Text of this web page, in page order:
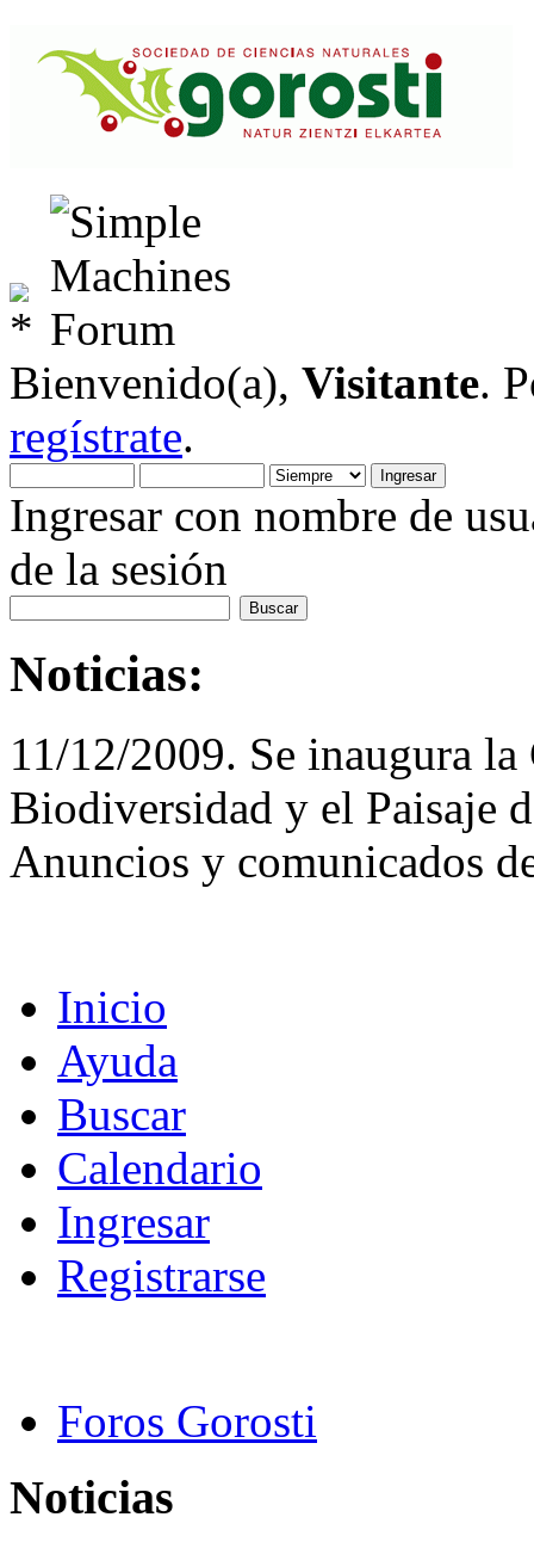
Bienvenido(a), Visitante.
regístrate.
Ingresar con nombre de
de la sesión
Noticias:
11/12/2009. Se inaugura
Biodiversidad y el Paisaje
Anuncios y comunicados
Inicio
Ayuda
Buscar
Calendario
Ingresar
Registrarse
Foros Gorosti
Noticias